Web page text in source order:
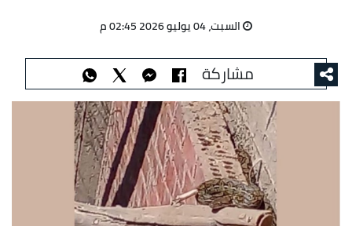
السبت، 04 يوليو 2026 02:45 م
مشاركة